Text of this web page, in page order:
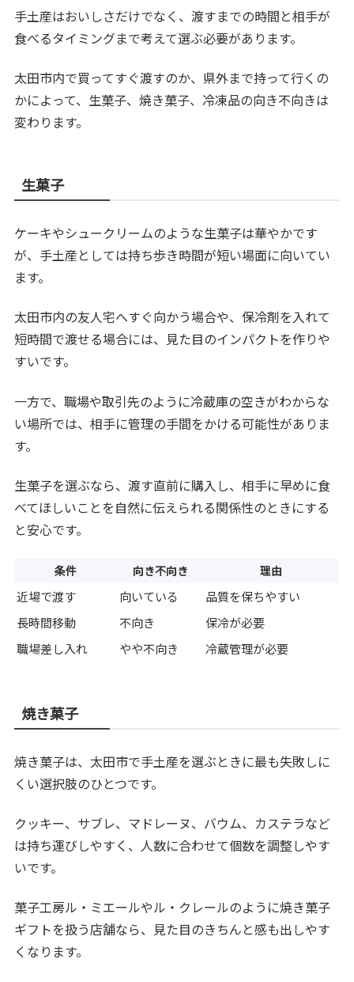
手土産はおいしさだけでなく、渡すまでの時間と相手が
食べるタイミングまで考えて選ぶ必要があります。
太田市内で買ってすぐ渡すのか、県外まで持って行くの
かによって、生菓子、焼き菓子、冷凍品の向き不向きは
変わります。
生菓子
ケーキやシュークリームのような生菓子は華やかです
が、手土産としては持ち歩き時間が短い場面に向いてい
ます。
太田市内の友人宅へすぐ向かう場合や、保冷剤を入れて
短時間で渡せる場合には、見た目のインパクトを作りや
すいです。
一方で、職場や取引先のように冷蔵庫の空きがわからな
い場所では、相手に管理の手間をかける可能性がありま
す。
生菓子を選ぶなら、渡す直前に購入し、相手に早めに食
べてほしいことを自然に伝えられる関係性のときにする
と安心です。
条件 向き不向き 理由
近場で渡す 向いている
品質を保ちやすい
長時間移動
不向き
保冷が必要
職場差し入れ
やや不向き 冷蔵管理が必要
焼き菓子
焼き菓子は、太田市で手土産を選ぶときに最も失敗しに
くい選択肢のひとつです。
クッキー、サブレ、マドレーヌ、バウム、カステラなど
は持ち運びしやすく、人数に合わせて個数を調整しやす
いです。
菓子工房ル・ミエールやル・クレールのように焼き菓子
ギフトを扱う店舗なら、見た目のきちんと感も出しやす
くなります。